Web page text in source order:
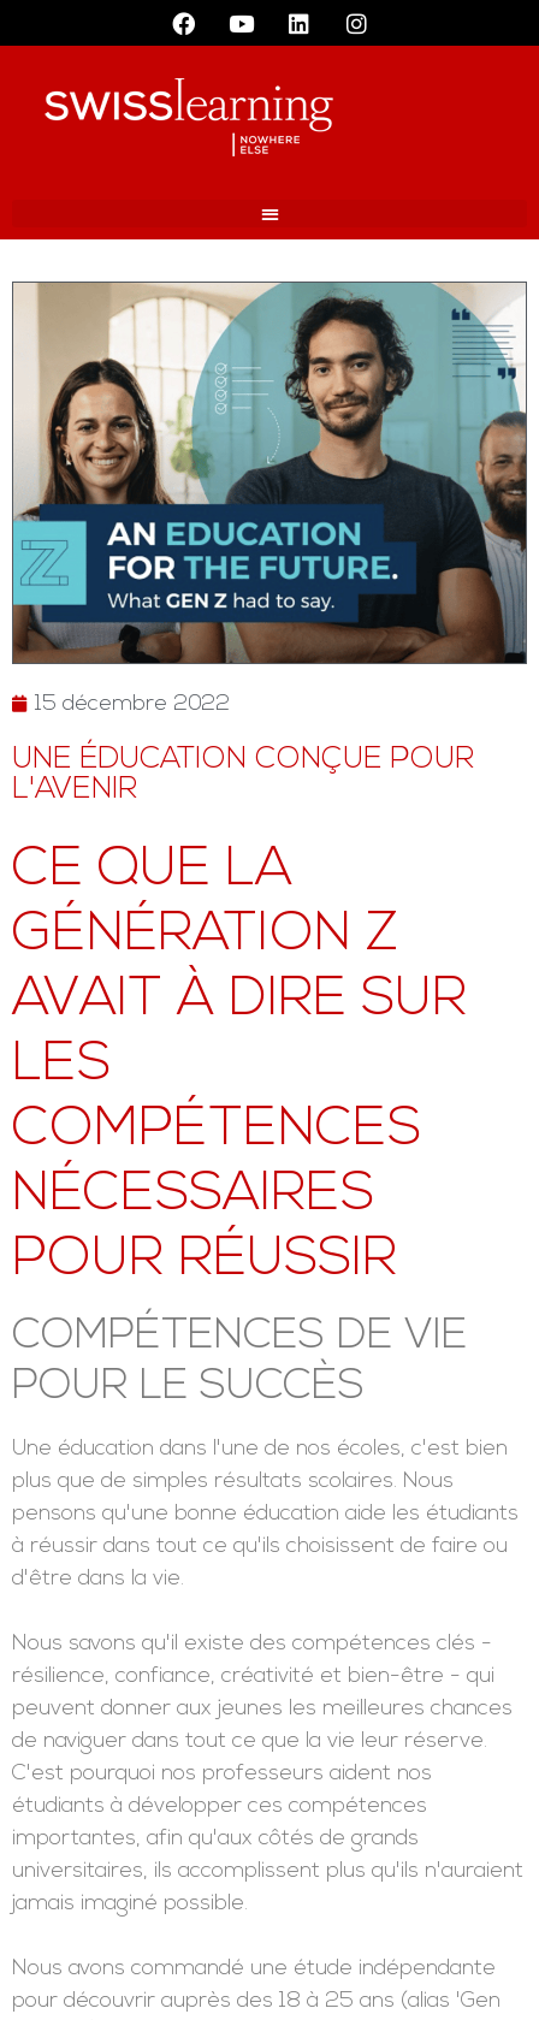
15 décembre 2022
UNE ÉDUCATION CONÇUE POUR
L'AVENIR
CE QUE LA
GÉNÉRATION Z
AVAIT À DIRE SUR
LES
COMPÉTENCES
NÉCESSAIRES
POUR RÉUSSIR
COMPÉTENCES DE VIE
POUR LE SUCCÈS
Une éducation dans l'une de nos écoles, c'est bien
plus que de simples résultats scolaires. Nous
pensons qu'une bonne éducation aide les étudiants
à réussir dans tout ce qu'ils choisissent de faire ou
d'être dans la vie.
Nous savons qu'il existe des compétences clés -
résilience, confiance, créativité et bien-être - qui
peuvent donner aux jeunes les meilleures chances
de naviguer dans tout ce que la vie leur réserve.
C'est pourquoi nos professeurs aident nos
étudiants à développer ces compétences
importantes, afin qu'aux côtés de grands
universitaires, ils accomplissent plus qu'ils n'auraient
jamais imaginé possible.
Nous avons commandé une étude indépendante
pour découvrir auprès des 18 à 25 ans (alias 'Gen